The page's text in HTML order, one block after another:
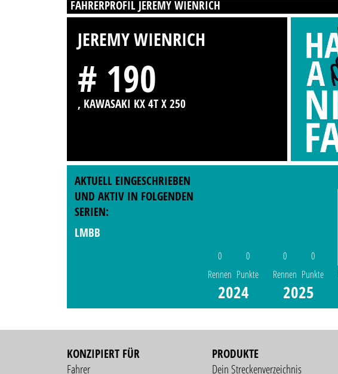
FAHRERPROFIL JEREMY WIENRICH
JEREMY WIENRICH
# 190
, KAWASAKI KX 4T X 250
AKTUELL EINGESCHRIEBEN
UND AKTIV IN FOLGENDEN
SERIEN:
LMBB
0
Rennen
0
Punkte
2024
0
Rennen
0
Punkte
2025
KONZIPIERT FÜR
Fahrer
PRODUKTE
Dein Streckenverzeichnis